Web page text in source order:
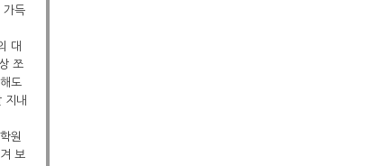
가득
대
쪼
도
지내
원
보